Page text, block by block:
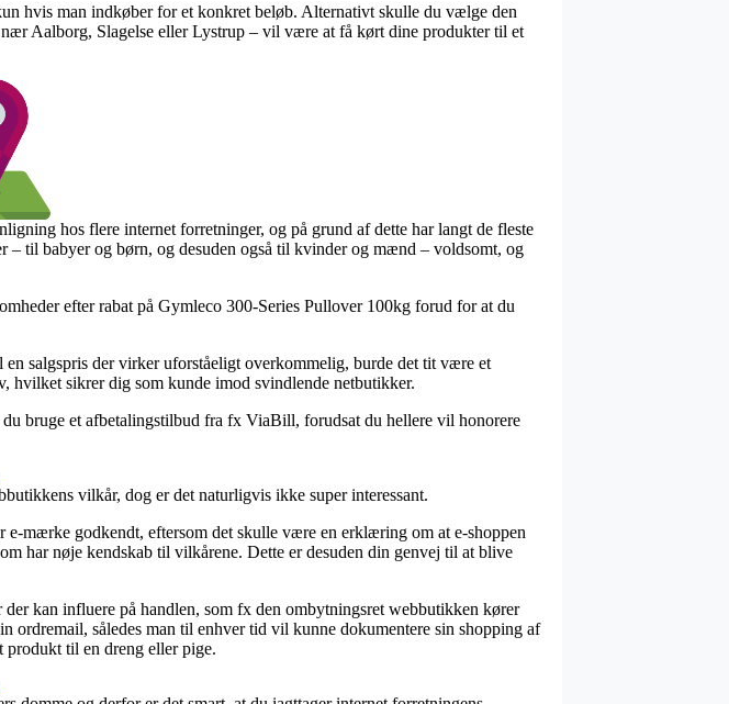
hvis man indkøber for et konkret beløb. Alternativt skulle du vælge den
Aalborg, Slagelse eller Lystrup – vil være at få kørt dine produkter til et
hos flere internet forretninger, og på grund af dette har langt de fleste
– til babyer og børn, og desuden også til kvinder og mænd – voldsomt, og
efter rabat på Gymleco 300-Series Pullover 100kg forud for at du
salgspris der virker uforståeligt overkommelig, burde det tit være et
hvilket sikrer dig som kunde imod svindlende netbutikker.
bruge et afbetalingstilbud fra fx ViaBill, forudsat du hellere vil honorere
vilkår, dog er det naturligvis ikke super interessant.
mærke godkendt, eftersom det skulle være en erklæring om at e-shoppen
har nøje kendskab til vilkårene. Dette er desuden din genvej til at blive
der kan influere på handlen, som fx den ombytningsret webbutikken kører
ordremail, således man til enhver tid vil kunne dokumentere sin shopping af
produkt til en dreng eller pige.